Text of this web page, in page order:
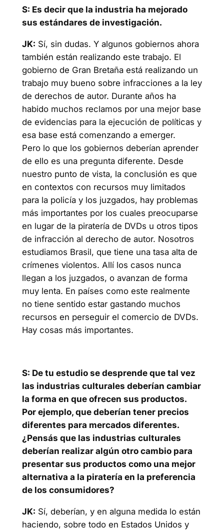
S: Es decir que la industria ha mejorado
sus estándares de investigación.
JK: Sí, sin dudas. Y algunos gobiernos ahora
también están realizando este trabajo. El
gobierno de Gran Bretaña está realizando un
trabajo muy bueno sobre infracciones a la ley
de derechos de autor. Durante años ha
habido muchos reclamos por una mejor base
de evidencias para la ejecución de políticas y
esa base está comenzando a emerger.
Pero lo que los gobiernos deberían aprender
de ello es una pregunta diferente. Desde
nuestro punto de vista, la conclusión es que
en contextos con recursos muy limitados
para la policía y los juzgados, hay problemas
más importantes por los cuales preocuparse
en lugar de la piratería de DVDs u otros tipos
de infracción al derecho de autor. Nosotros
estudiamos Brasil, que tiene una tasa alta de
crímenes violentos. Allí los casos nunca
llegan a los juzgados, o avanzan de forma
muy lenta. En países como este realmente
no tiene sentido estar gastando muchos
recursos en perseguir el comercio de DVDs.
Hay cosas más importantes.
S: De tu estudio se desprende que tal vez
las industrias culturales deberían cambiar
la forma en que ofrecen sus productos.
Por ejemplo, que deberían tener precios
diferentes para mercados diferentes.
¿Pensás que las industrias culturales
deberían realizar algún otro cambio para
presentar sus productos como una mejor
alternativa a la piratería en la preferencia
de los consumidores?
JK: Sí, deberían, y en alguna medida lo están
haciendo, sobre todo en Estados Unidos y